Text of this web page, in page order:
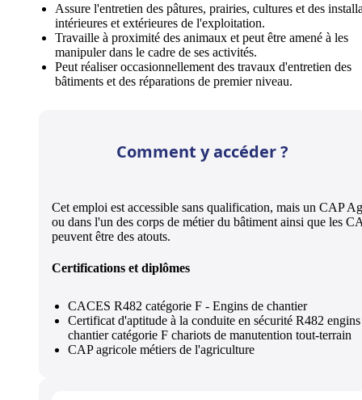
Assure l'entretien des pâtures, prairies, cultures et des
intérieures et extérieures de l'exploitation.
Travaille à proximité des animaux et peut être amené à les
manipuler dans le cadre de ses activités.
Peut réaliser occasionnellement des travaux d'entretien des
bâtiments et des réparations de premier niveau.
Comment y accéder ?
Cet emploi est accessible sans qualification, mais un CAP
ou dans l'un des corps de métier du bâtiment ainsi que les
peuvent être des atouts.
Certifications et diplômes
CACES R482 catégorie F - Engins de chantier
Certificat d'aptitude à la conduite en sécurité R482
chantier catégorie F chariots de manutention tout-terrain
CAP agricole métiers de l'agriculture